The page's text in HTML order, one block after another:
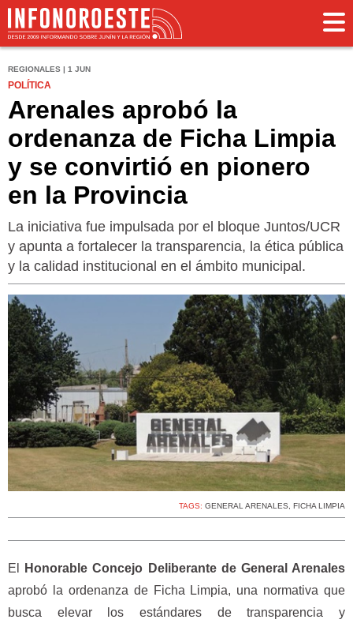
REGIONALES | 1 JUN
POLÍTICA
Arenales aprobó la
ordenanza de Ficha Limpia
y se convirtió en pionero
en la Provincia
La iniciativa fue impulsada por el bloque Juntos/UCR
y apunta a fortalecer la transparencia, la ética pública
y la calidad institucional en el ámbito municipal.
TAGS: GENERAL ARENALES, FICHA LIMPIA
El
Honorable Concejo Deliberante de General Arenales
aprobó la ordenanza de Ficha Limpia, una normativa que
busca elevar los estándares de transparencia y